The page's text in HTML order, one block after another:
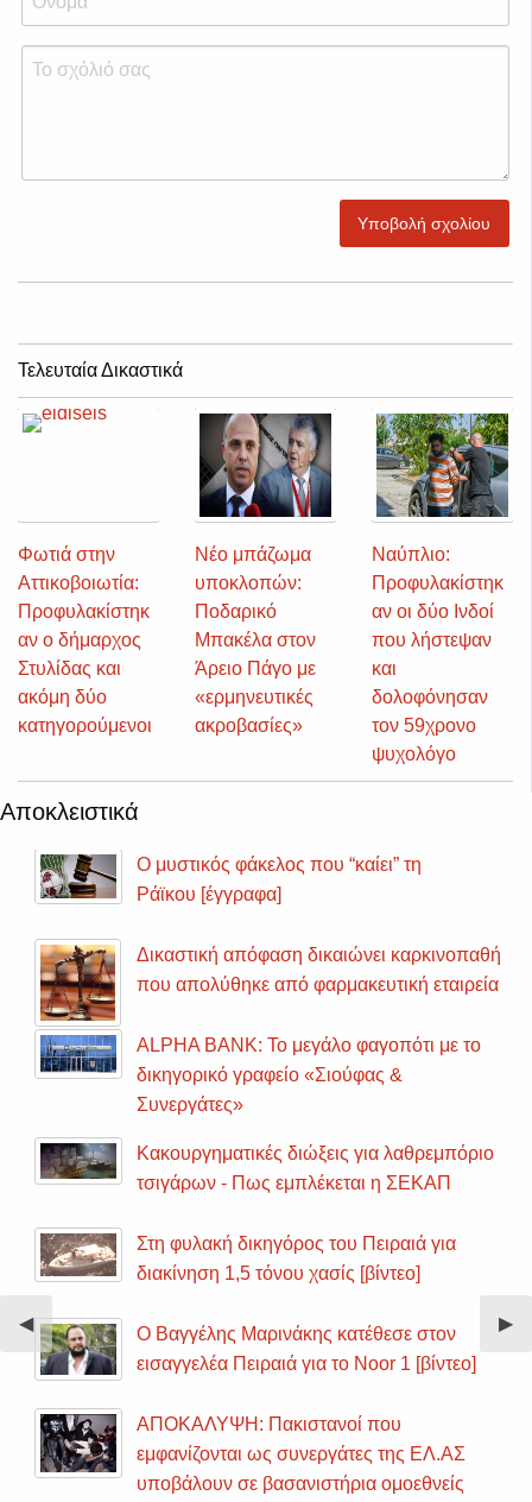
Υποβολή σχολίου
Τελευταία Δικαστικά
Φωτιά στην
Αττικοβοιωτία:
Προφυλακίστηκ
αν ο δήμαρχος
Στυλίδας και
ακόμη δύο
κατηγορούμενοι
Νέο μπάζωμα
υποκλοπών:
Ποδαρικό
Μπακέλα στον
Άρειο Πάγο με
«ερμηνευτικές
ακροβασίες»
Ναύπλιο:
Προφυλακίστηκ
αν οι δύο Ινδοί
που λήστεψαν
και
δολοφόνησαν
τον 59χρονο
ψυχολόγο
Αποκλειστικά
Previous
Slide
◀︎ ▶︎
Ο μυστικός φάκελος που “καίει” τη
Ράϊκου [έγγραφα]
Δικαστική απόφαση δικαιώνει καρκινοπαθή
που απολύθηκε από φαρμακευτική εταιρεία
ALPHA BANK: Το μεγάλο φαγοπότι με το
δικηγορικό γραφείο «Σιούφας &
Συνεργάτες»
Κακουργηματικές διώξεις για λαθρεμπόριο
τσιγάρων - Πως εμπλέκεται η ΣΕΚΑΠ
Στη φυλακή δικηγόρος του Πειραιά για
διακίνηση 1,5 τόνου χασίς [βίντεο]
Ο Βαγγέλης Μαρινάκης κατέθεσε στον
εισαγγελέα Πειραιά για το Noor 1 [βίντεο]
ΑΠΟΚΑΛΥΨΗ: Πακιστανοί που
εμφανίζονται ως συνεργάτες της ΕΛ.ΑΣ
υποβάλουν σε βασανιστήρια ομοεθνείς